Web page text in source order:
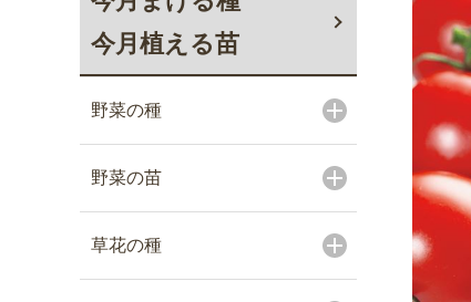
今月植える苗
野菜の種
野菜の苗
草花の種